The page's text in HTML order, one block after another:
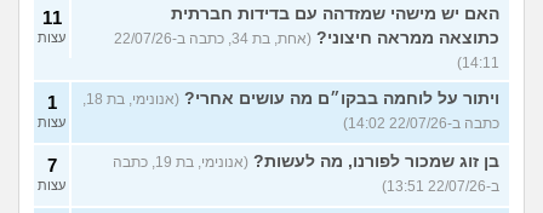
האם יש מישהי שמזדהה עם בדידות חברתית
כתוצאה ממראה חיצוני?
(אחת, בת 34, כתבה ב-22/07/26
14:11)
11
עצות
ויתור על לוחמה בבקו״ם מה עושים אחרי?
(אנונימי, בת 18,
כתבה ב-22/07/26 14:02)
1
עצות
בן זוג שמכור לפורנו, מה לעשות?
(אנונימי, בת 19, כתבה
ב-22/07/26 13:51)
7
עצות